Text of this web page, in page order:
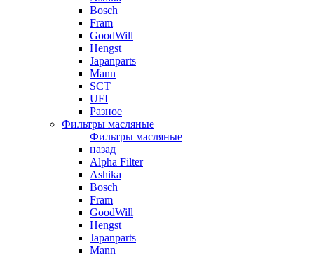
Bosch
Fram
GoodWill
Hengst
Japanparts
Mann
SCT
UFI
Разное
Фильтры масляные
Фильтры масляные
назад
Alpha Filter
Ashika
Bosch
Fram
GoodWill
Hengst
Japanparts
Mann